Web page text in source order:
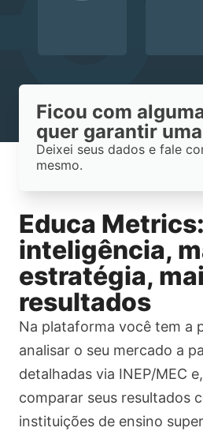
Educa
inteligência,
estratégia,
resultados
Na plataforma você tem a
analisar o seu mercado a
detalhadas via INEP/MEC
comparar seus resultados
instituições de ensino
Ficou com
quer garantir
Deixei seus dados e fale
mesmo.